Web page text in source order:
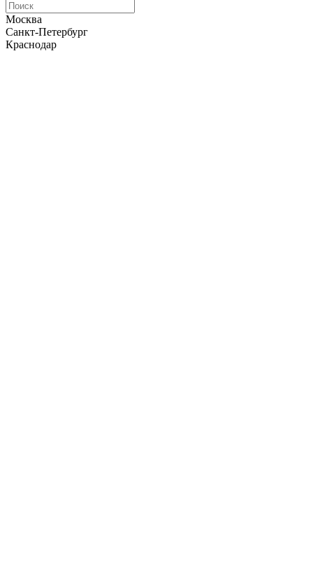
Москва
Санкт-Петербург
Краснодар